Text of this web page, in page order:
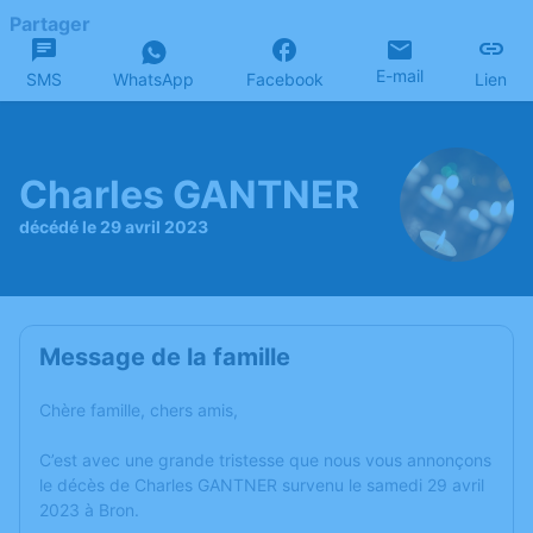
Partager
SMS WhatsApp Facebook E-mail Lien
Charles GANTNER
décédé le 29 avril 2023
Message de la famille
Chère famille, chers amis,
C’est avec une grande tristesse que nous vous annonçons
le décès de Charles GANTNER survenu le samedi 29 avril
2023 à Bron.